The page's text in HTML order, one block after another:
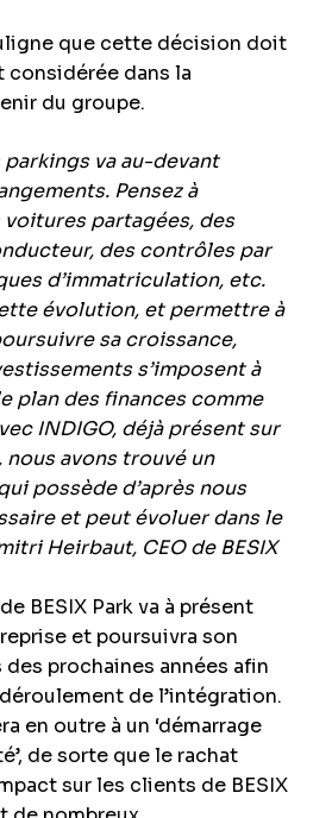
que cette décision doit
dans la
du groupe.
va au-devant
Pensez à
voitures partagées, des
des contrôles par
d’immatriculation, etc.
évolution, et permettre à
sa croissance,
s’imposent à
plan des finances comme
INDIGO, déjà présent sur
nous avons trouvé un
possède d’après nous
et peut évoluer dans le
Heirbaut, CEO de BESIX
BESIX Park va à présent
et poursuivra son
prochaines années afin
de l’intégration.
en outre à un ‘démarrage
de sorte que le rachat
sur les clients de BESIX